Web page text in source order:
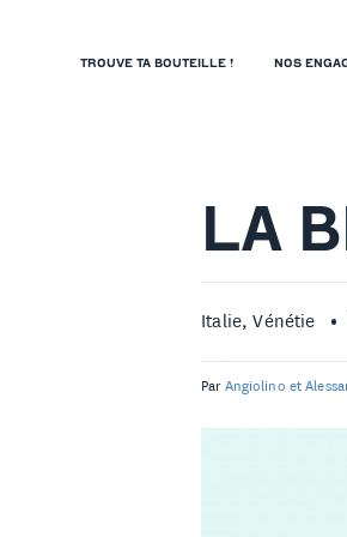
TROUVE TA BOUTEILLE ! NOS
LA
Italie, Vénétie
Par Angiolino et